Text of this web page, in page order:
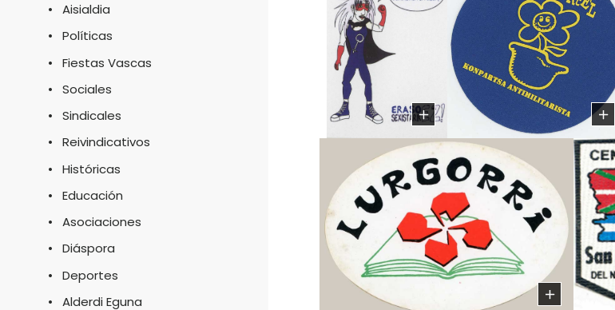
Aisialdia
Políticas
Fiestas Vascas
Sociales
Sindicales
Reivindicativos
Históricas
Educación
Asociaciones
Diáspora
Deportes
Alderdi Eguna